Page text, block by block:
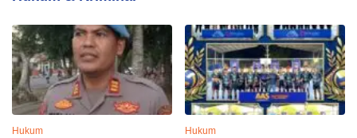
Hukum Hukum